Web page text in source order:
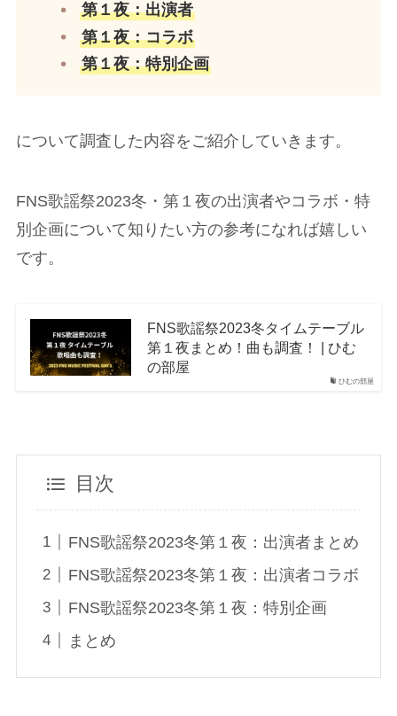
第１夜：出演者
第１夜：コラボ
第１夜：特別企画
について調査した内容をご紹介していきます。
FNS歌謡祭2023冬・第１夜の出演者やコラボ・特
別企画について知りたい方の参考になれば嬉しい
です。
ひむの部屋
FNS歌謡祭2023冬タイムテーブル
第１夜まとめ！曲も調査！ | ひむ
の部屋
目次
FNS歌謡祭2023冬第１夜：出演者まとめ
FNS歌謡祭2023冬第１夜：出演者コラボ
FNS歌謡祭2023冬第１夜：特別企画
まとめ